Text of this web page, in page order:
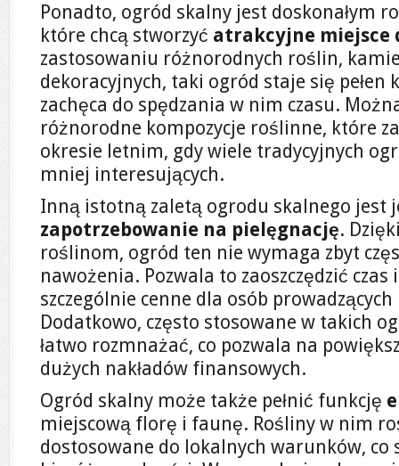
Ponadto, ogród skalny jest doskonałym
które chcą stworzyć atrakcyjne miejsce
zastosowaniu różnorodnych roślin,
dekoracyjnych, taki ogród staje się pełen
zachęca do spędzania w nim czasu.
różnorodne kompozycje roślinne, które
okresie letnim, gdy wiele tradycyjnych
mniej interesujących.
Inną istotną zaletą ogrodu skalnego jest
zapotrzebowanie na pielęgnację.
roślinom, ogród ten nie wymaga zbyt
nawożenia. Pozwala to zaoszczędzić czas
szczególnie cenne dla osób
Dodatkowo, często stosowane w takich
łatwo rozmnażać, co pozwala na
dużych nakładów finansowych.
Ogród skalny może także pełnić funkcję
miejscową florę i faunę. Rośliny w nim
dostosowane do lokalnych warunków, co